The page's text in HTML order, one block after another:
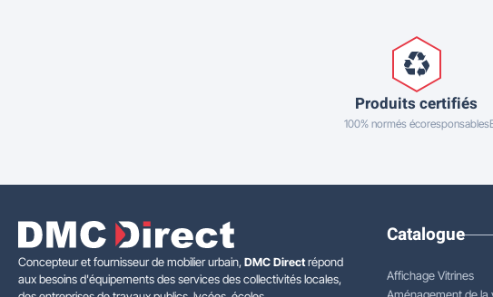
Produits certifiés
100% normés écoresponsables
Concepteur et fournisseur de mobilier urbain, DMC Directrépond
aux besoins d'équipements des services des collectivités locales,
Catalogue
Affichage Vitrines